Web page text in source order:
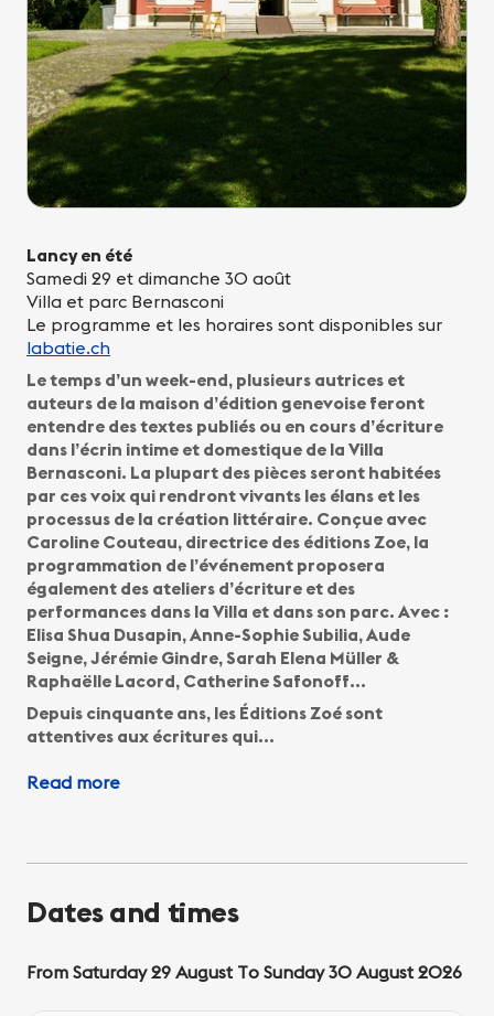
Lancy en été
Samedi 29 et dimanche 30 août
Villa et parc Bernasconi
Le programme et les horaires sont disponibles sur
labatie.ch
Le temps d’un week-end, plusieurs autrices et
auteurs de la maison d’édition genevoise feront
entendre des textes publiés ou en cours d’écriture
dans l’écrin intime et domestique de la Villa
Bernasconi. La plupart des pièces seront habitées
par ces voix qui rendront vivants les élans et les
processus de la création littéraire. Conçue avec
Caroline Couteau, directrice des éditions Zoe, la
programmation de l’événement proposera
également des ateliers d’écriture et des
performances dans la Villa et dans son parc. Avec :
Elisa Shua Dusapin, Anne-Sophie Subilia, Aude
Seigne, Jérémie Gindre, Sarah Elena Müller &
Raphaëlle Lacord, Catherine Safonoff…
Depuis cinquante ans, les Éditions Zoé sont
attentives aux écritures qui…
Read more
Dates and times
From Saturday 29 August To Sunday 30 August 2026